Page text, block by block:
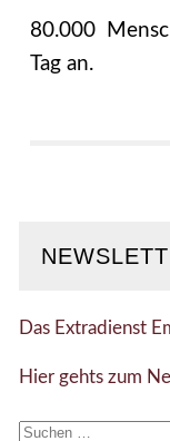
80.000
Tag an.
Das Extradienst
Hier gehts zum
Suchen